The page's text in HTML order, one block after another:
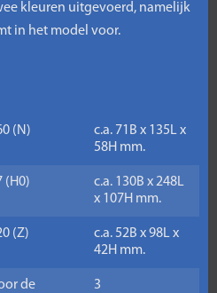
kleuren uitgevoerd, namelijk
in het model voor.
(N)
c.a. 71B x 135L x
58H mm.
(H0)
c.a. 130B x 248L
x 107H mm.
(Z)
c.a. 52B x 98L x
42H mm.
de
3